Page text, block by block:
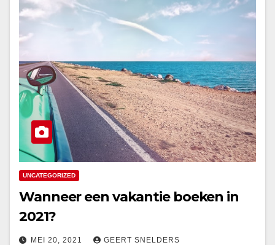
UNCATEGORIZED
Wanneer een vakantie boeken in
2021?
MEI 20, 2021 GEERT SNELDERS